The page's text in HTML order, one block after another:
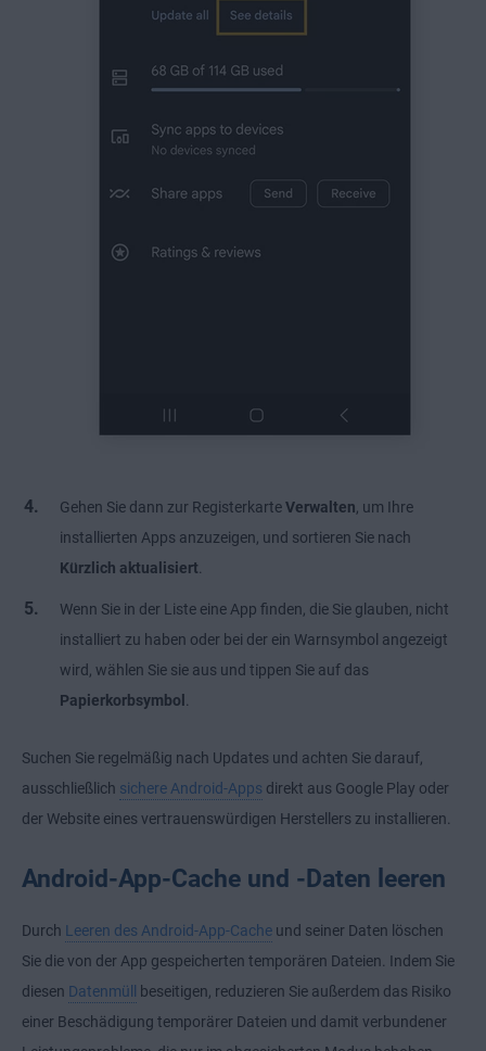
Gehen Sie dann zur RegisterkarteVerwalten , um Ihre
installierten Apps anzuzeigen, und sortieren Sie nach
Kürzlich aktualisiert
Wenn Sie in der Liste eine App finden, die Sie glauben, nicht
installiert zu haben oder bei der ein Warnsymbol angezeigt
wird, wählen Sie sie aus und tippen Sie auf das
Papierkorbsymbol
Suchen Sie regelmäßig nach Updates und achten Sie darauf,
ausschließlich sichere Android-Apps direkt aus Google Play oder
der Website eines vertrauenswürdigen Herstellers zu installieren.
Android-App-Cache und -Daten leeren
Durch Leeren des Android-App-Cache und seiner Daten löschen
Sie die von der App gespeicherten temporären Dateien. Indem Sie
diesen Datenmüll
beseitigen, reduzieren Sie außerdem das Risiko
einer Beschädigung temporärer Dateien und damit verbundener